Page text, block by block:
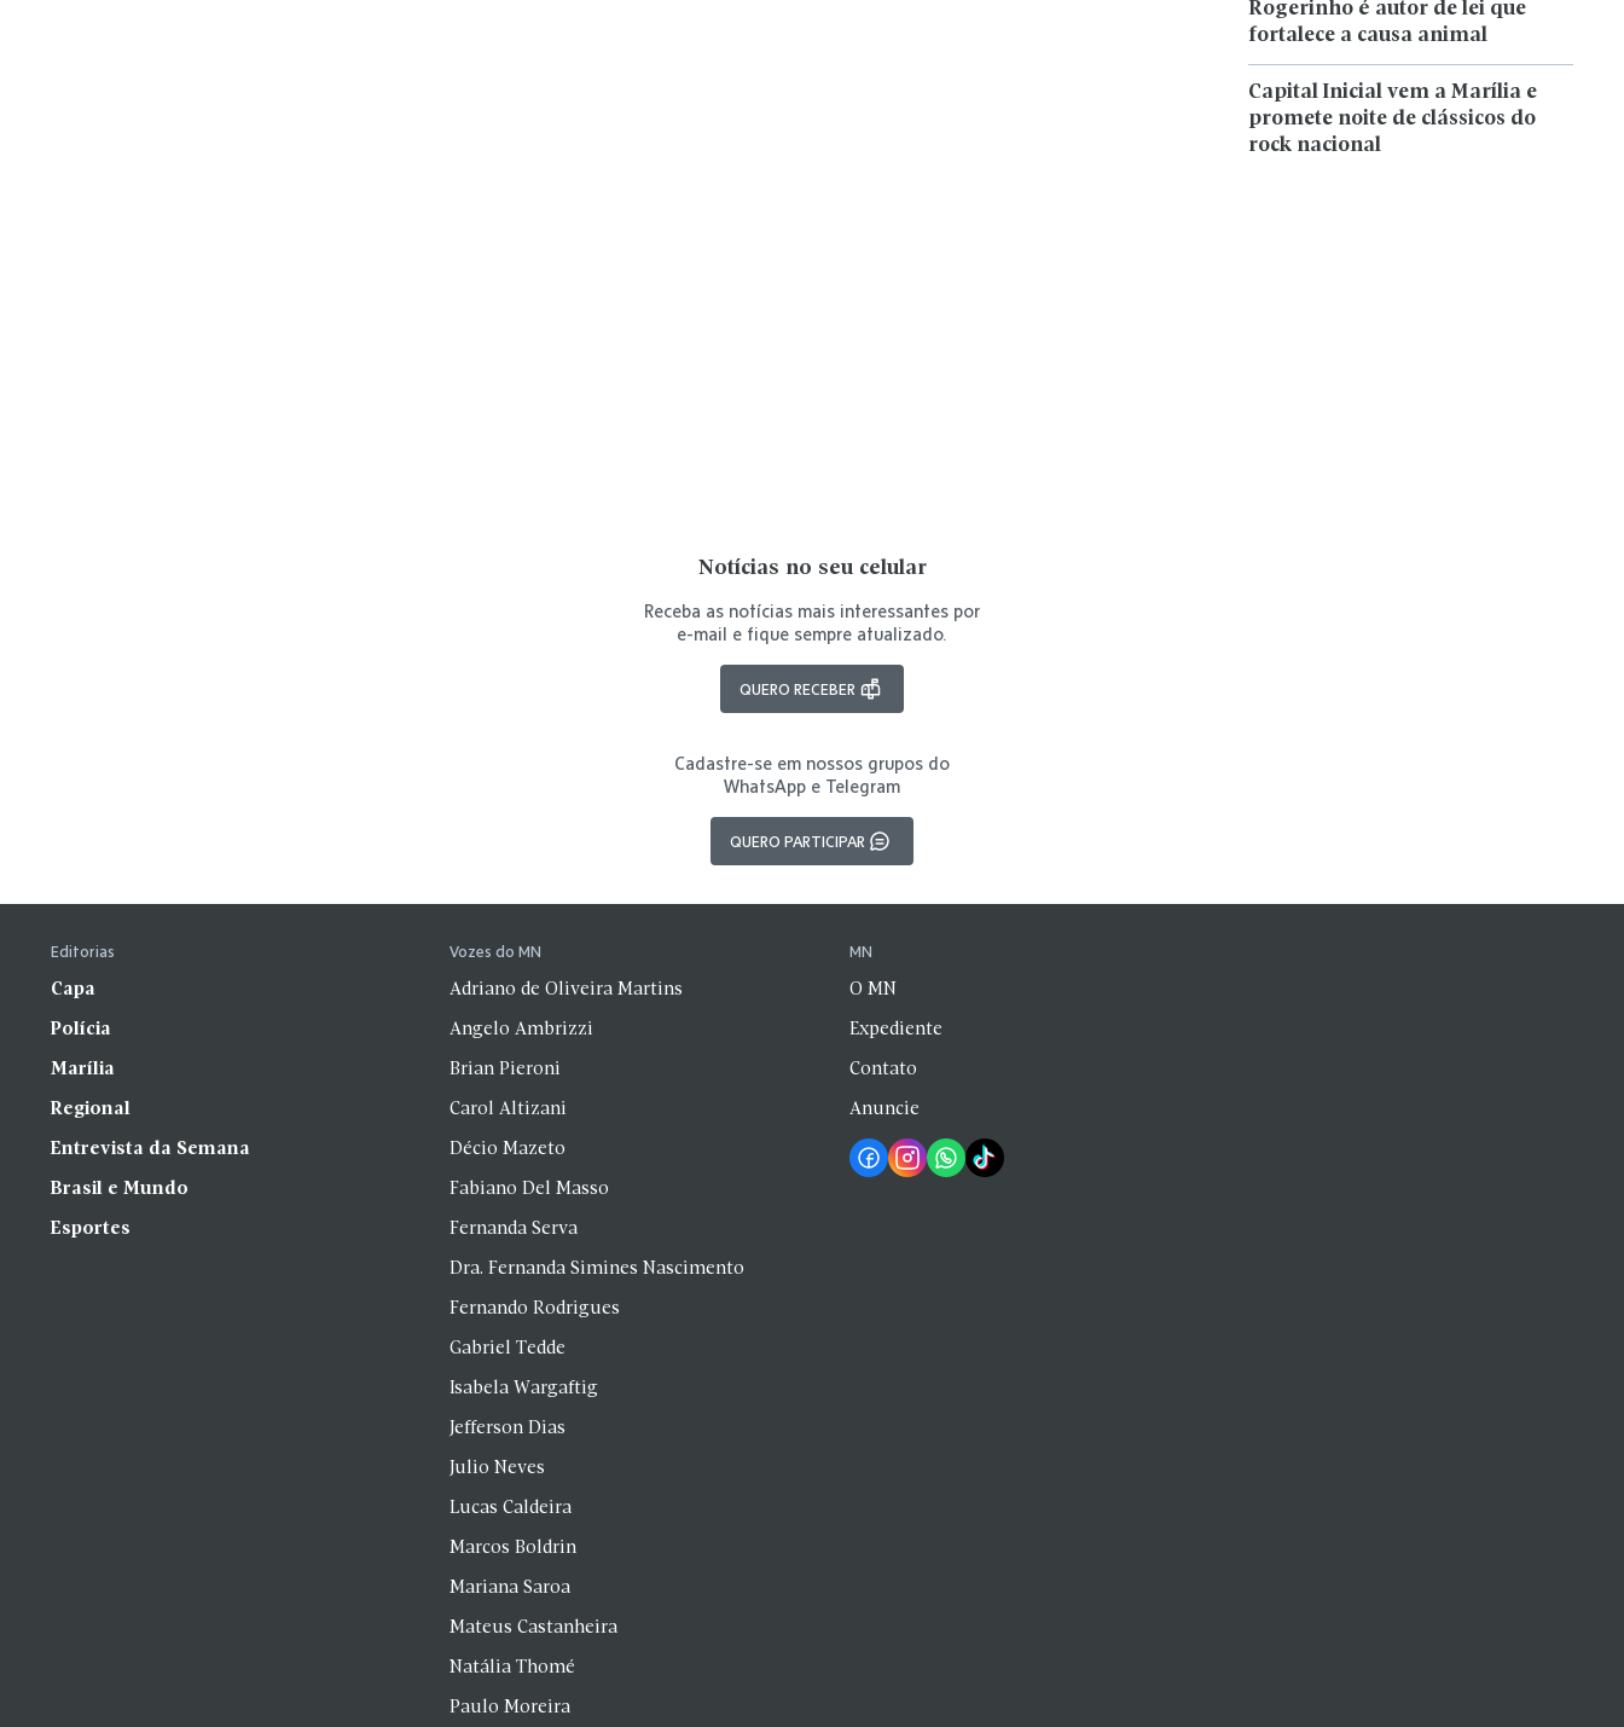
Rogerinho é autor de lei que
fortalece a causa animal
Capital Inicial vem a Marília e
promete noite de clássicos do
rock nacional
Notícias no seu celular
Receba as notícias mais interessantes por
e-mail e fique sempre atualizado.
QUERO RECEBER
Cadastre-se em nossos grupos do
WhatsApp e Telegram
QUERO PARTICIPAR
Editorias
Capa
Polícia
Marília
Regional
Entrevista da Semana
Brasil e Mundo
Esportes
Vozes do MN
Adriano de Oliveira Martins
Angelo Ambrizzi
Brian Pieroni
Carol Altizani
Décio Mazeto
Fabiano Del Masso
Fernanda Serva
Dra. Fernanda Simines Nascimento
Fernando Rodrigues
Gabriel Tedde
Isabela Wargaftig
Jefferson Dias
Julio Neves
Lucas Caldeira
Marcos Boldrin
Mariana Saroa
Mateus Castanheira
Natália Thomé
Paulo Moreira
MN
O MN
Expediente
Contato
Anuncie